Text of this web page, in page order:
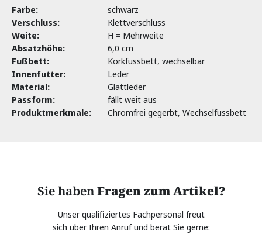
Farbe:
schwarz
Verschluss:
Klettverschluss
Weite:
H = Mehrweite
Absatzhöhe:
6,0 cm
Fußbett:
Korkfussbett, wechselbar
Innenfutter:
Leder
Material:
Glattleder
Passform:
fällt weit aus
Produktmerkmale:
Chromfrei gegerbt, Wechselfussbett
Sie habenFragen zum Artikel?
Unser qualifiziertes Fachpersonal freut
sich über Ihren Anruf und berät Sie gerne: